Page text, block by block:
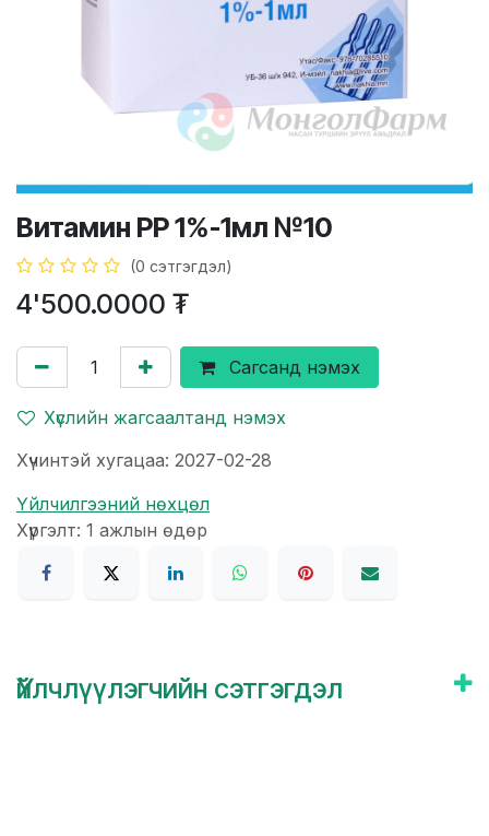
Витамин РР 1%-1мл №10
(0 сэтгэгдэл)
4'500.0000 ₮
Сагсанд нэмэх
Хүслийн жагсаалтанд нэмэх
Хүчинтэй хугацаа: 2027-02-28
Үйлчилгээний нөхцөл
Хүргэлт: 1 ажлын өдөр
Үйлчлүүлэгчийн сэтгэгдэл